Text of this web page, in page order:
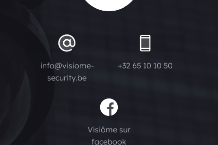
info@visiome-
security.be
+32 65 10 10 50
Visiôme sur
facebook